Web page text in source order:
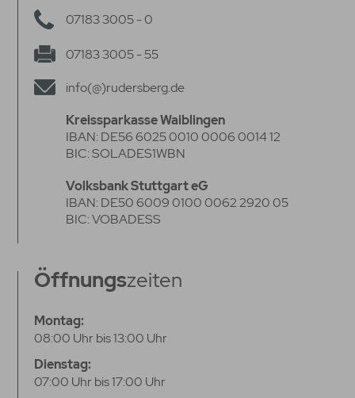
07183 3005 - 0
07183 3005 - 55
info(@)rudersberg.de
Kreissparkasse Waiblingen
IBAN: DE56 6025 0010 0006 0014 12
BIC: SOLADES1WBN
Volksbank Stuttgart eG
IBAN: DE50 6009 0100 0062 2920 05
BIC: VOBADESS
Öffnungszeiten
Montag:
08:00 Uhr bis 13:00 Uhr
Dienstag:
07:00 Uhr bis 17:00 Uhr